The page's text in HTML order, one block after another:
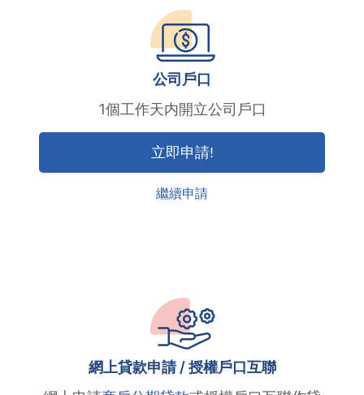
公司戶口
1個工作天内開立公司戶口
立即申請!
繼續申請
網上貸款申請 / 授權戶口互聯